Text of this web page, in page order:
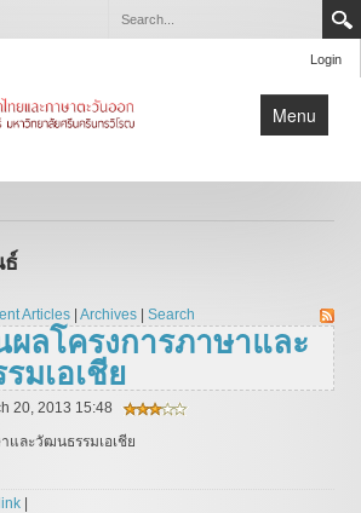
Login
Menu
รนิพนธ์
ธ์
Articles | Archives | Search
ผลโครงการภาษาและ
มเอเชีย
20, 2013 15:48
และวัฒนธรรมเอเชีย
|